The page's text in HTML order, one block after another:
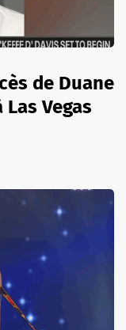
de Duane
Las Vegas